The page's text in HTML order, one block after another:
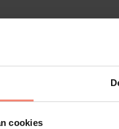
cookies